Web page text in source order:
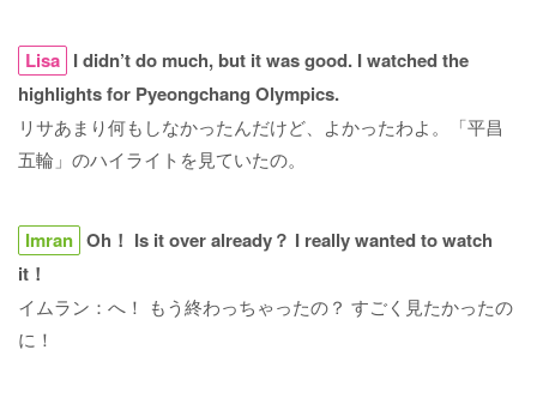
Lisa I didn’t do much, but it was good. I watched the
highlights for Pyeongchang Olympics.
リサあまり何もしなかったんだけど、よかったわよ。「平昌
五輪」のハイライトを見ていたの。
Imran Oh！ Is it over already？ I really wanted to watch
it！
イムラン：へ！ もう終わっちゃったの？ すごく見たかったの
に！